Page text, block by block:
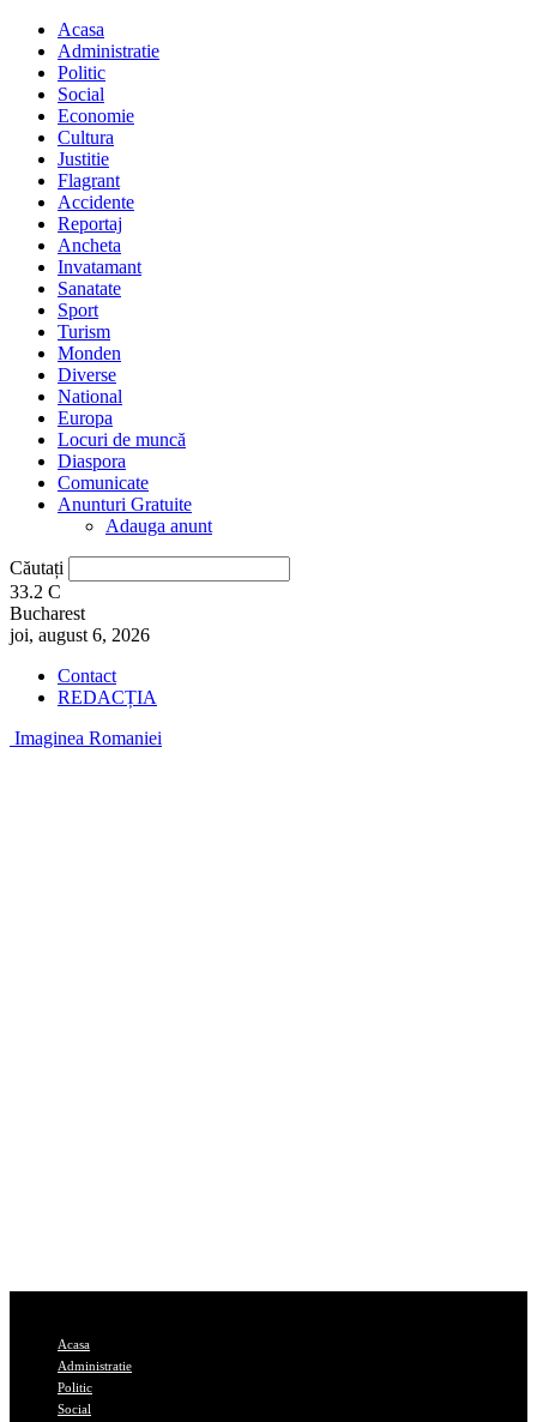
Acasa
Administratie
Politic
Social
Economie
Cultura
Justitie
Flagrant
Accidente
Reportaj
Ancheta
Invatamant
Sanatate
Sport
Turism
Monden
Diverse
National
Europa
Locuri de muncă
Diaspora
Comunicate
Anunturi Gratuite
Adauga anunt
Căutați
33.2 C
Bucharest
joi, august 6, 2026
Contact
REDACȚIA
Imaginea Romaniei
Acasa
Administratie
Politic
Social